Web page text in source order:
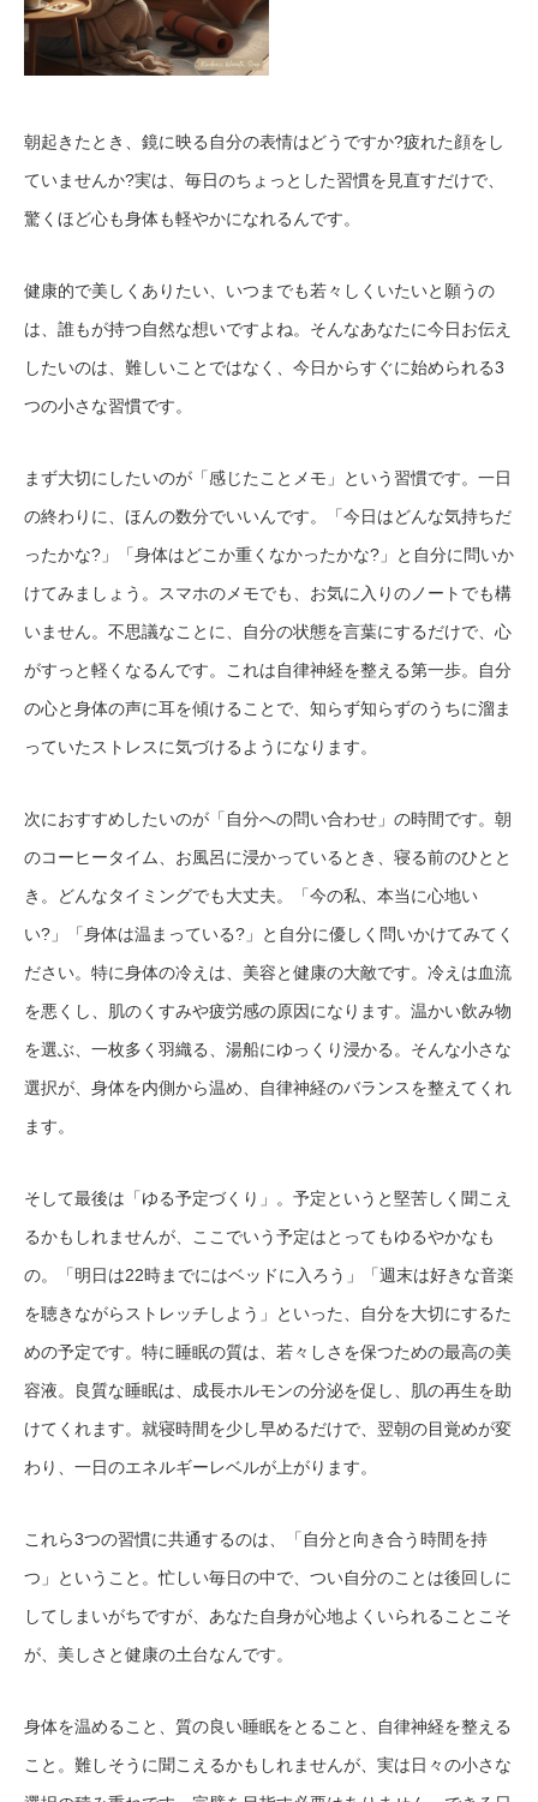
朝起きたとき、鏡に映る自分の表情はどうですか?疲れた顔をし
ていませんか?実は、毎日のちょっとした習慣を見直すだけで、
驚くほど心も身体も軽やかになれるんです。
健康的で美しくありたい、いつまでも若々しくいたいと願うの
は、誰もが持つ自然な想いですよね。そんなあなたに今日お伝え
したいのは、難しいことではなく、今日からすぐに始められる3
つの小さな習慣です。
まず大切にしたいのが「感じたことメモ」という習慣です。一日
の終わりに、ほんの数分でいいんです。「今日はどんな気持ちだ
ったかな?」「身体はどこか重くなかったかな?」と自分に問いか
けてみましょう。スマホのメモでも、お気に入りのノートでも構
いません。不思議なことに、自分の状態を言葉にするだけで、心
がすっと軽くなるんです。これは自律神経を整える第一歩。自分
の心と身体の声に耳を傾けることで、知らず知らずのうちに溜ま
っていたストレスに気づけるようになります。
次におすすめしたいのが「自分への問い合わせ」の時間です。朝
のコーヒータイム、お風呂に浸かっているとき、寝る前のひとと
き。どんなタイミングでも大丈夫。「今の私、本当に心地い
い?」「身体は温まっている?」と自分に優しく問いかけてみてく
ださい。特に身体の冷えは、美容と健康の大敵です。冷えは血流
を悪くし、肌のくすみや疲労感の原因になります。温かい飲み物
を選ぶ、一枚多く羽織る、湯船にゆっくり浸かる。そんな小さな
選択が、身体を内側から温め、自律神経のバランスを整えてくれ
ます。
そして最後は「ゆる予定づくり」。予定というと堅苦しく聞こえ
るかもしれませんが、ここでいう予定はとってもゆるやかなも
の。「明日は22時までにはベッドに入ろう」「週末は好きな音楽
を聴きながらストレッチしよう」といった、自分を大切にするた
めの予定です。特に睡眠の質は、若々しさを保つための最高の美
容液。良質な睡眠は、成長ホルモンの分泌を促し、肌の再生を助
けてくれます。就寝時間を少し早めるだけで、翌朝の目覚めが変
わり、一日のエネルギーレベルが上がります。
これら3つの習慣に共通するのは、「自分と向き合う時間を持
つ」ということ。忙しい毎日の中で、つい自分のことは後回しに
してしまいがちですが、あなた自身が心地よくいられることこそ
が、美しさと健康の土台なんです。
身体を温めること、質の良い睡眠をとること、自律神経を整える
こと。難しそうに聞こえるかもしれませんが、実は日々の小さな